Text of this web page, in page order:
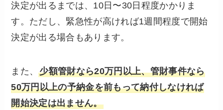
決定が出るまでは、10日〜30日程度かかりま
す。ただし、緊急性が高ければ1週間程度で開始
決定が出る場合もあります。
また、少額管財なら20万円以上、管財事件なら
50万円以上の予納金を前もって納付しなければ
開始決定は出ません。